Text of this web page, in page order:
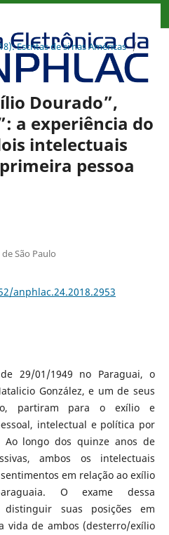
Escritas de si nas Américas /
Dourado”,
a experiência do
intelectuais
pessoa
São Paulo
anphlac.24.2018.2953
29/01/1949 no Paraguai, o
González, e um de seus
partiram para o exílio e
intelectual e política por
Ao longo dos quinze anos de
ambos os intelectuais
em relação ao exílio
O exame dessa
distinguir suas posições em
vida de ambos (desterro/exílio